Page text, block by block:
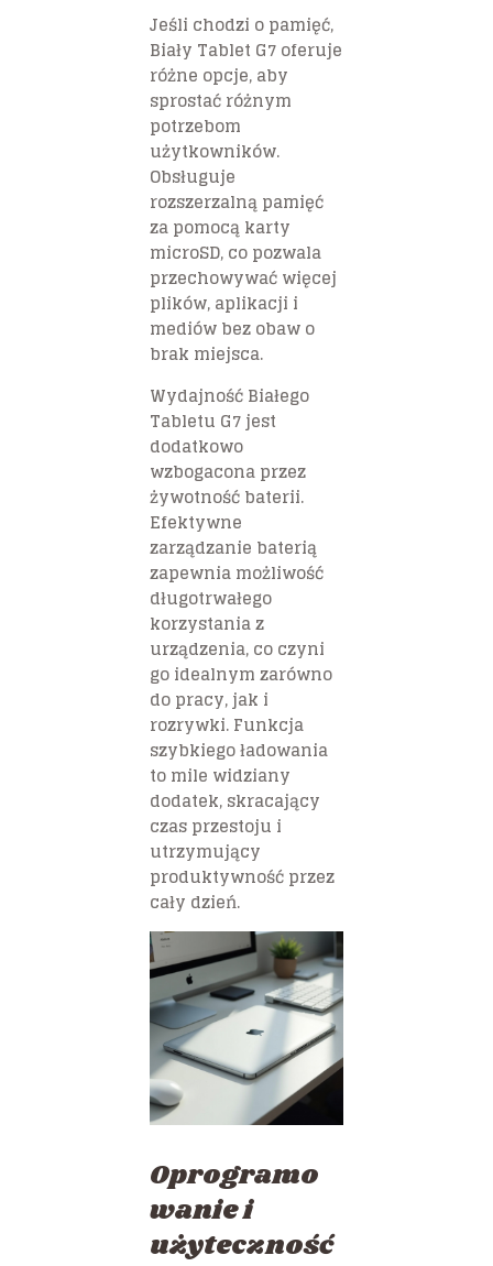
Jeśli chodzi o pamięć,
Biały Tablet G7 oferuje
różne opcje, aby
sprostać różnym
potrzebom
użytkowników.
Obsługuje
rozszerzalną pamięć
za pomocą karty
microSD, co pozwala
przechowywać więcej
plików, aplikacji i
mediów bez obaw o
brak miejsca.
Wydajność Białego
Tabletu G7 jest
dodatkowo
wzbogacona przez
żywotność baterii.
Efektywne
zarządzanie baterią
zapewnia możliwość
długotrwałego
korzystania z
urządzenia, co czyni
go idealnym zarówno
do pracy, jak i
rozrywki. Funkcja
szybkiego ładowania
to mile widziany
dodatek, skracający
czas przestoju i
utrzymujący
produktywność przez
cały dzień.
Oprogramo
wanie i
użyteczność